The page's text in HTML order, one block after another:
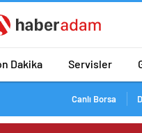
Dakika Servisler
Canlı Borsa